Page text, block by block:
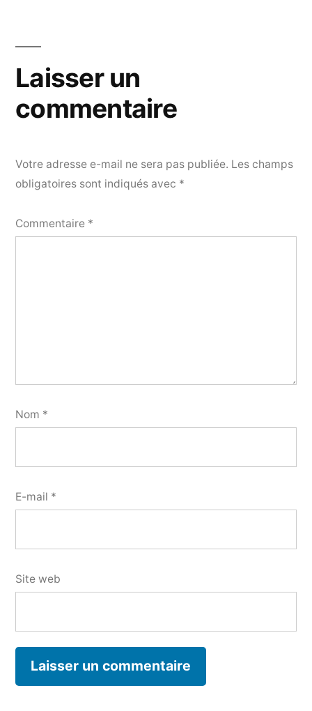
Laisser un
commentaire
Votre adresse e-mail ne sera pas publiée. Les champs
obligatoires sont indiqués avec *
Commentaire *
Nom *
E-mail *
Site web